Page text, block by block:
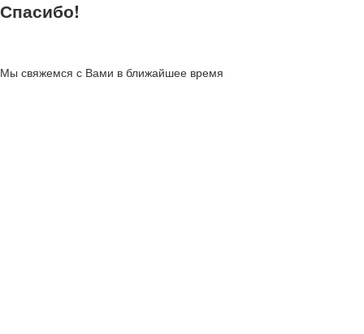
Спасибо!
Мы свяжемся с Вами в ближайшее время